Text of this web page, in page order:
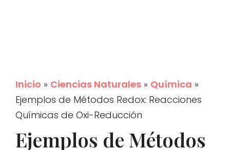
Inicio » Ciencias Naturales » Química »
Ejemplos de Métodos Redox: Reacciones
Químicas de Oxi-Reducción
Ejemplos de Métodos